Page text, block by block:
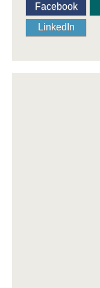
Facebook
LinkedIn